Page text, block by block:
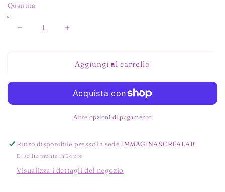
Quantità
Diminuisci
Termotrasferibile
Easy
DTV
Aumenta
Termotrasferibile
Easy
Color
DTV
universale
Aggiungi al carrello
Altre opzioni di pagamento
Ritiro disponibile presso la sede IMMAGINA&CREALAB
Di solito pronto in 24 ore
Visualizza i dettagli del negozio